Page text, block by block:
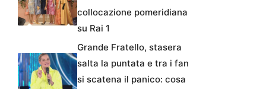
collocazione pomeridiana
su Rai 1
Grande Fratello, stasera
salta la puntata e tra i fan
si scatena il panico: cosa